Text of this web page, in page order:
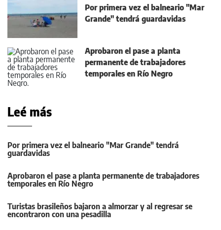
Por primera vez el balneario "Mar
Grande" tendrá guardavidas
Aprobaron el pase a planta
permanente de trabajadores
temporales en Río Negro
Leé más
Por primera vez el balneario "Mar Grande" tendrá
guardavidas
Aprobaron el pase a planta permanente de trabajadores
temporales en Río Negro
Turistas brasileños bajaron a almorzar y al regresar se
encontraron con una pesadilla